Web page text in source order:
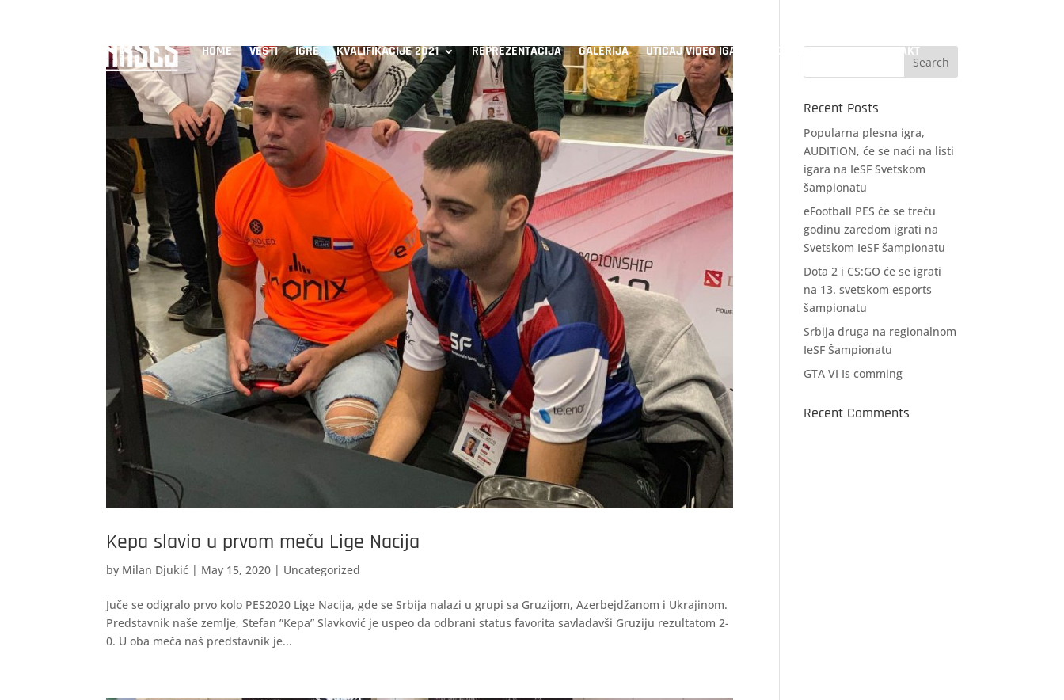
HOME VESTI IGRE KVALIFIKACIJE 2021 REPREZENTACIJA GALERIJA UTICAJ VIDEO IGARA DOKUMENTACIJA KONTAKT
Kepa slavio u prvom meču Lige Nacija
by Milan Djukić | May 15, 2020 | Uncategorized
Juče se odigralo prvo kolo PES2020 Lige Nacija, gde se Srbija nalazi u grupi sa Gruzijom, Azerbejdžanom i Ukrajinom.
Predstavnik naše zemlje, Stefan ”Kepa” Slavković je uspeo da odbrani status favorita savladavši Gruziju rezultatom 2-
0. U oba meča naš predstavnik je...
Recent Posts
Popularna plesna igra,
AUDITION, će se naći na listi
igara na IeSF Svetskom
šampionatu
eFootball PES će se treću
godinu zaredom igrati na
Svetskom IeSF šampionatu
Dota 2 i CS:GO će se igrati
na 13. svetskom esports
šampionatu
Srbija druga na regionalnom
IeSF Šampionatu
GTA VI Is comming
Recent Comments